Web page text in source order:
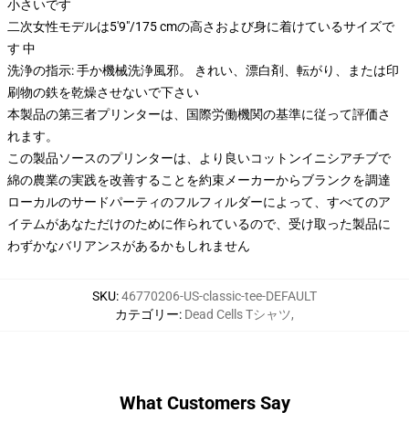
小さいです
二次女性モデルは5'9"/175 cmの高さおよび身に着けているサイズで
す 中
洗浄の指示: 手か機械洗浄風邪。 きれい、漂白剤、転がり、または印
刷物の鉄を乾燥させないで下さい
本製品の第三者プリンターは、国際労働機関の基準に従って評価さ
れます。
この製品ソースのプリンターは、より良いコットンイニシアチブで
綿の農業の実践を改善することを約束メーカーからブランクを調達
ローカルのサードパーティのフルフィルダーによって、すべてのア
イテムがあなただけのために作られているので、受け取った製品に
わずかなバリアンスがあるかもしれません
SKU:46770206-US-classic-tee-DEFAULT
カテゴリー: Dead Cells Tシャツ,
What Customers Say